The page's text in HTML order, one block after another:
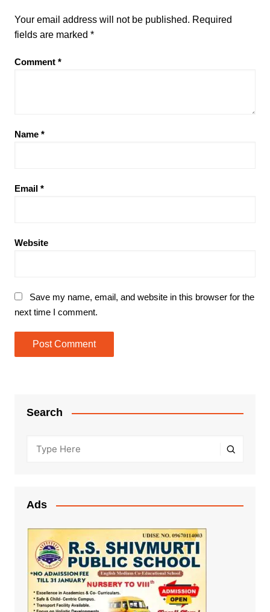
Your email address will not be published. Required
fields are marked *
Comment *
Name *
Email *
Website
Save my name, email, and website in this browser for the
next time I comment.
Search
Ads